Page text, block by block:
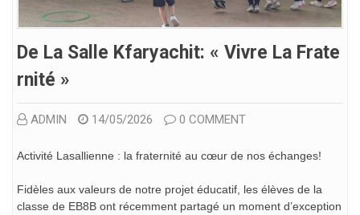
De La Salle Kfaryachit: « Vivre La Frate
Rnité »
ADMIN 14/05/2026 0 COMMENT
Activité Lasallienne : la fraternité au cœur de nos échanges!
Fidèles aux valeurs de notre projet éducatif, les élèves de la
classe de EB8B ont récemment partagé un moment d’exception